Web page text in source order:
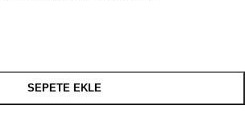
SEPETE EKLE